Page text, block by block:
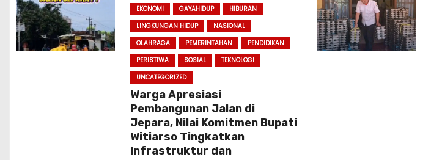
a
t
EKONOMI GAYAHIDUP
HIBURAN
LINGKUNGAN HIDUP
NASIONAL
OLAHRAGA
PEMERINTAHAN
PENDIDIKAN
PERISTIWA
SOSIAL
TEKNOLOGI
UNCATEGORIZED
Warga Apresiasi
Pembangunan Jalan di
Jepara, Nilai Komitmen Bupati
Witiarso Tingkatkan
Infrastruktur dan